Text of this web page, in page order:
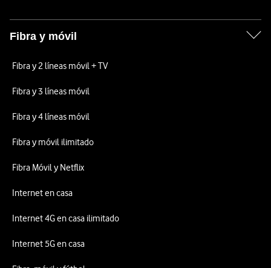
Fibra y móvil
Fibra y 2 líneas móvil + TV
Fibra y 3 líneas móvil
Fibra y 4 líneas móvil
Fibra y móvil ilimitado
Fibra Móvil y Netflix
Internet en casa
Internet 4G en casa ilimitado
Internet 5G en casa